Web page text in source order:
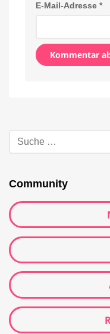
E-Mail-Adresse *
nach:
Community